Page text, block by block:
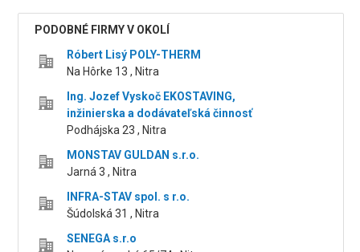
PODOBNÉ FIRMY V OKOLÍ
Róbert Lisý POLY-THERM
Na Hôrke 13 , Nitra
Ing. Jozef Vyskoč EKOSTAVING,
inžinierska a dodávateľská činnosť
Podhájska 23 , Nitra
MONSTAV GULDAN s.r.o.
Jarná 3 , Nitra
INFRA-STAV spol. s r.o.
Šúdolská 31 , Nitra
SENEGA s.r.o